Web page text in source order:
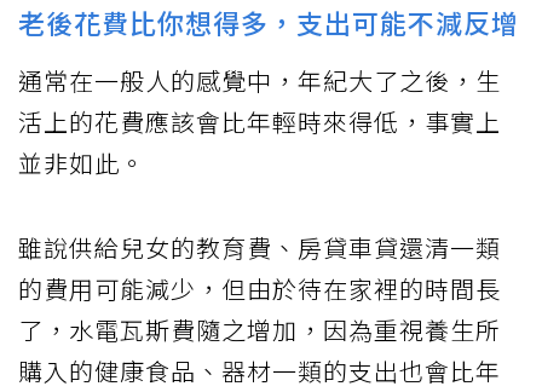
老後花費比你想得多，支出可能不減反增
通常在一般人的感覺中，年紀大了之後，生
活上的花費應該會比年輕時來得低，事實上
並非如此。
雖說供給兒女的教育費、房貸車貸還清一類
的費用可能減少，但由於待在家裡的時間長
了，水電瓦斯費隨之增加，因為重視養生所
購入的健康食品、器材一類的支出也會比年